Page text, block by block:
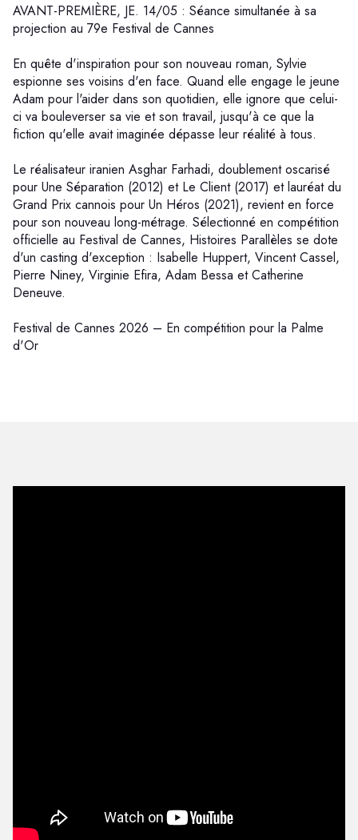
AVANT-PREMIÈRE, JE. 14/05 : Séance simultanée à sa
projection au 79e Festival de Cannes
En quête d'inspiration pour son nouveau roman, Sylvie
espionne ses voisins d'en face. Quand elle engage le jeune
Adam pour l'aider dans son quotidien, elle ignore que celui-
ci va bouleverser sa vie et son travail, jusqu'à ce que la
fiction qu'elle avait imaginée dépasse leur réalité à tous.
Le réalisateur iranien Asghar Farhadi, doublement oscarisé
pour Une Séparation (2012) et Le Client (2017) et lauréat du
Grand Prix cannois pour Un Héros (2021), revient en force
pour son nouveau long-métrage. Sélectionné en compétition
officielle au Festival de Cannes, Histoires Parallèles se dote
d'un casting d'exception : Isabelle Huppert, Vincent Cassel,
Pierre Niney, Virginie Efira, Adam Bessa et Catherine
Deneuve.
Festival de Cannes 2026 – En compétition pour la Palme
d'Or